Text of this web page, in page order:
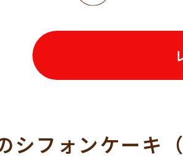
シフォンケーキ